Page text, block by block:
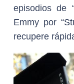
episodios de
Emmy por
recupere